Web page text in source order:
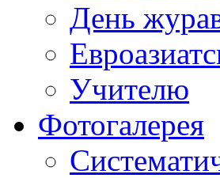
День
Учителю
Фотогалерея